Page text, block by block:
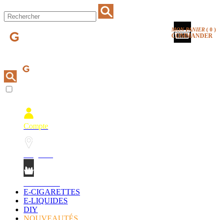
MON PANIER ( 0 )
COMMANDER
Compte
E-CIGARETTES
E-LIQUIDES
DIY
NOUVEAUTÉS